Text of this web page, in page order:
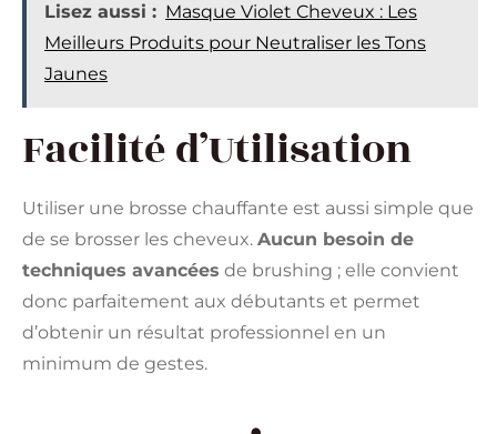
Lisez aussi : Masque Violet Cheveux : Les
Meilleurs Produits pour Neutraliser les Tons
Jaunes
Facilité d’Utilisation
Utiliser une brosse chauffante est aussi simple que
de se brosser les cheveux. Aucun besoin de
techniques avancées de brushing ; elle convient
donc parfaitement aux débutants et permet
d’obtenir un résultat professionnel en un
minimum de gestes.